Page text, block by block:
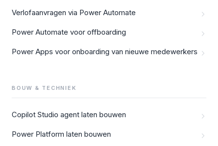
Verlofaanvragen via Power Automate
Power Automate voor offboarding
Power Apps voor onboarding van nieuwe medewerkers
BOUW & TECHNIEK
Copilot Studio agent laten bouwen
Power Platform laten bouwen